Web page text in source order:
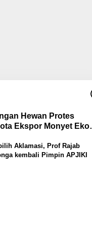
Hewan Protes
Ekspor Monyet Ekor
Aklamasi, Prof Rajab
kembali Pimpin APJIKI